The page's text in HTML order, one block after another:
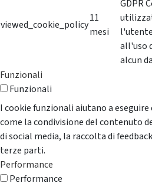
viewed_cookie_policy
11
mesi
GDPR
all'uso
alcun
Funzionali
Funzionali
I cookie funzionali aiutano a
come la condivisione del contenuto
di social media, la raccolta di
terze parti.
Performance
Performance